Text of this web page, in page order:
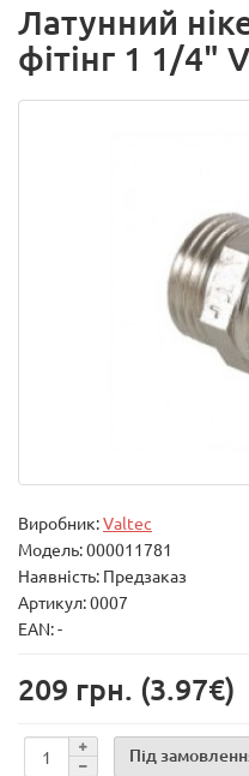
Латунний
фітінг 1 1/4"
Виробник:Valtec
Модель:000011781
Наявність: Предзаказ
Артикул: 0007
EAN: -
209 грн. (3.97€)
Під